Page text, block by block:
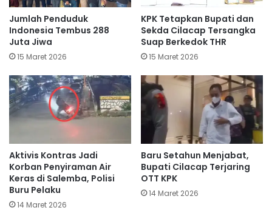
Jumlah Penduduk
Indonesia Tembus 288
Juta Jiwa
15 Maret 2026
KPK Tetapkan Bupati dan
Sekda Cilacap Tersangka
Suap Berkedok THR
15 Maret 2026
Aktivis Kontras Jadi
Korban Penyiraman Air
Keras di Salemba, Polisi
Buru Pelaku
14 Maret 2026
Baru Setahun Menjabat,
Bupati Cilacap Terjaring
OTT KPK
14 Maret 2026